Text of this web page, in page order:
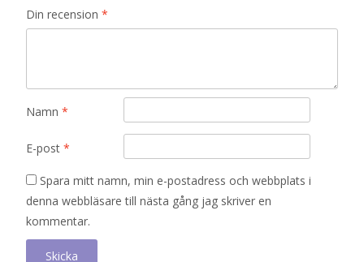
Din recension *
Namn *
E-post *
Spara mitt namn, min e-postadress och webbplats i
denna webbläsare till nästa gång jag skriver en
kommentar.